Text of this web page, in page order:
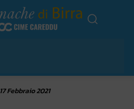
17 Febbraio 2021